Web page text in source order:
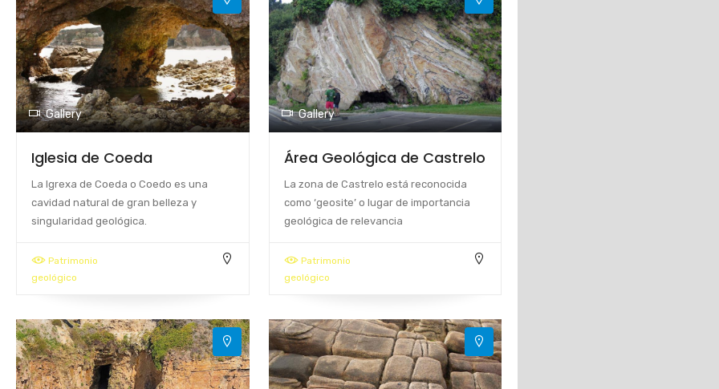
Gallery
Iglesia de Coeda
La Igrexa de Coeda o Coedo es una
cavidad natural de gran belleza y
singularidad geológica.
Patrimonio
geológico
Gallery
Área Geológica de Castrelo
La zona de Castrelo está reconocida
como ‘geosite’ o lugar de importancia
geológica de relevancia
Patrimonio
geológico